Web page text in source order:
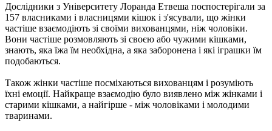
Дослідники з Університету Лоранда Етвеша поспостерігали за
157 власниками і власницями кішок і з'ясували, що жінки
частіше взаємодіють зі своїми вихованцями, ніж чоловіки.
Вони частіше розмовляють зі своєю або чужими кішками,
знають, яка їжа їм необхідна, а яка заборонена і які іграшки їм
подобаються.
Також жінки частіше посміхаються вихованцям і розуміють
їхні емоції. Найкраще взаємодію було виявлено між жінками і
старими кішками, а найгірше - між чоловіками і молодими
тваринами.